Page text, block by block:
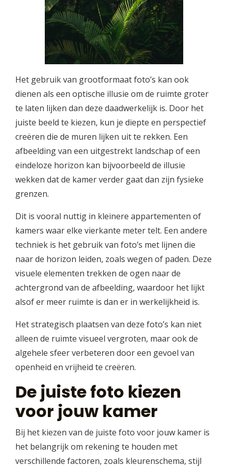
Het gebruik van grootformaat foto’s kan ook
dienen als een optische illusie om de ruimte groter
te laten lijken dan deze daadwerkelijk is. Door het
juiste beeld te kiezen, kun je diepte en perspectief
creëren die de muren lijken uit te rekken. Een
afbeelding van een uitgestrekt landschap of een
eindeloze horizon kan bijvoorbeeld de illusie
wekken dat de kamer verder gaat dan zijn fysieke
grenzen.
Dit is vooral nuttig in kleinere appartementen of
kamers waar elke vierkante meter telt. Een andere
techniek is het gebruik van foto’s met lijnen die
naar de horizon leiden, zoals wegen of paden. Deze
visuele elementen trekken de ogen naar de
achtergrond van de afbeelding, waardoor het lijkt
alsof er meer ruimte is dan er in werkelijkheid is.
Het strategisch plaatsen van deze foto’s kan niet
alleen de ruimte visueel vergroten, maar ook de
algehele sfeer verbeteren door een gevoel van
openheid en vrijheid te creëren.
De juiste foto kiezen
voor jouw kamer
Bij het kiezen van de juiste foto voor jouw kamer is
het belangrijk om rekening te houden met
verschillende factoren, zoals kleurenschema, stijl